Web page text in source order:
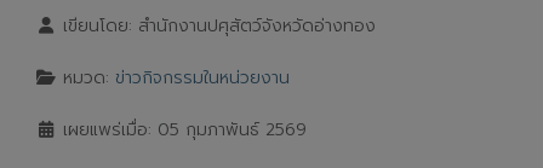
เขียนโดย: สำนักงานปศุสัตว์จังหวัดอ่างทอง
หมวด: ข่าวกิจกรรมในหน่วยงาน
เผยแพร่เมื่อ: 05 กุมภาพันธ์ 2569